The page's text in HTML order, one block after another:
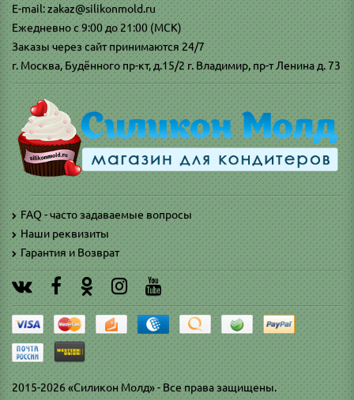
E-mail: zakaz@silikonmold.ru
Ежедневно с 9:00 до 21:00 (МСК)
Заказы через сайт принимаются 24/7
г. Москва, Будённого пр-кт, д.15/2 г. Владимир, пр-т Ленина д. 73
FAQ - часто задаваемые вопросы
Наши реквизиты
Гарантия и Возврат
2015-2026 «Силикон Молд» - Все права защищены.